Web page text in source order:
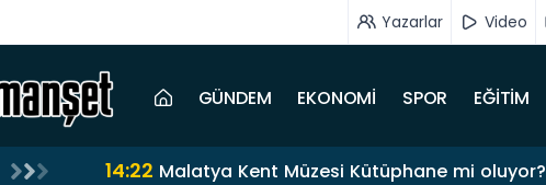
Yazarlar Video
GÜNDEM EKONOMİ SPOR EĞİTİM
14:22 Malatya Kent Müzesi Kütüphane mi oluyor?